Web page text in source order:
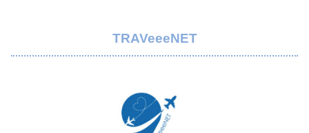
TRAVeeeNET